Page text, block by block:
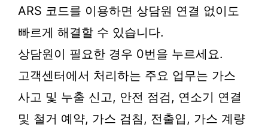
ARS 코드를 이용하면 상담원 연결 없이도
빠르게 해결할 수 있습니다.
상담원이 필요한 경우 0번을 누르세요.
고객센터에서 처리하는 주요 업무는 가스
사고 및 누출 신고, 안전 점검, 연소기 연결
및 철거 예약, 가스 검침, 전출입, 가스 계량